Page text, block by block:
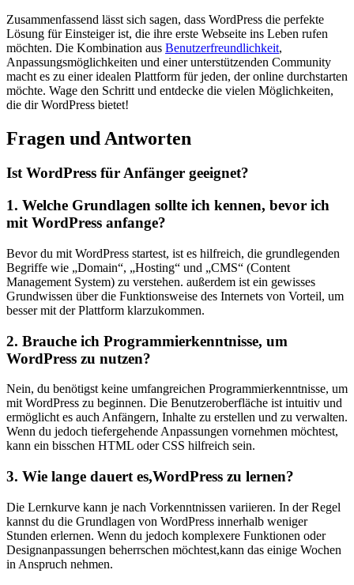
Zusammenfassend lässt‌ sich sagen, dass WordPress die perfekte
Lösung für Einsteiger ist, die ihre erste Webseite ins Leben rufen
möchten. Die ​Kombination ‍aus Benutzerfreundlichkeit,
Anpassungsmöglichkeiten und einer unterstützenden Community
macht es zu einer idealen Plattform⁢ für jeden, der online durchstarten
möchte. Wage den Schritt und entdecke​ die vielen Möglichkeiten,
die dir WordPress bietet!
Fragen und Antworten
Ist WordPress für Anfänger geeignet?
1. Welche Grundlagen sollte ich ⁢kennen, bevor ich
mit WordPress anfange?
Bevor ‍du mit WordPress⁣ startest, ist ⁣es hilfreich, die ⁢grundlegenden
Begriffe wie ‍„Domain“, „Hosting“ und „CMS“ (Content
Management System) zu verstehen. außerdem ist ein gewisses
Grundwissen über die Funktionsweise des‌ Internets von Vorteil,‍ um
besser mit ⁢der⁢ Plattform klarzukommen.
2. Brauche ich Programmierkenntnisse, um
WordPress‍ zu ⁤nutzen?
Nein, du benötigst keine umfangreichen Programmierkenntnisse, um
mit‌ WordPress zu beginnen. ⁣Die Benutzeroberfläche ⁣ist intuitiv und
ermöglicht es auch Anfängern, Inhalte zu erstellen und ‌zu⁢ verwalten.
Wenn du jedoch tiefergehende Anpassungen vornehmen möchtest,
kann ein bisschen HTML oder CSS hilfreich sein.
3. Wie lange dauert es,WordPress zu lernen?
Die Lernkurve ⁣kann je nach Vorkenntnissen variieren. In der Regel
kannst du die Grundlagen von WordPress innerhalb weniger
Stunden erlernen. Wenn du jedoch komplexere Funktionen oder
Designanpassungen beherrschen ⁤möchtest,kann das einige Wochen
in Anspruch nehmen.